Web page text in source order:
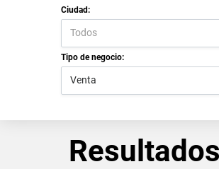
Ciudad:
Todos
Tipo de negocio:
Venta